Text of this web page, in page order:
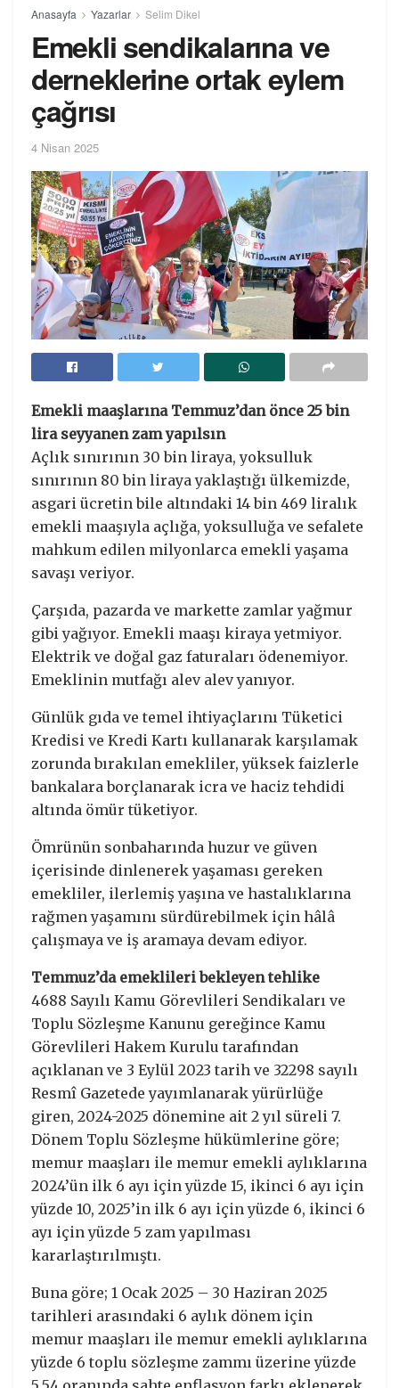
Anasayfa Yazarlar Selim Dikel
Emekli sendikalarına ve
derneklerine ortak eylem
çağrısı
4 Nisan 2025
Emekli maaşlarına Temmuz’dan önce 25 bin
lira seyyanen zam yapılsın
Açlık sınırının 30 bin liraya, yoksulluk
sınırının 80 bin liraya yaklaştığı ülkemizde,
asgari ücretin bile altındaki 14 bin 469 liralık
emekli maaşıyla açlığa, yoksulluğa ve sefalete
mahkum edilen milyonlarca emekli yaşama
savaşı veriyor.
Çarşıda, pazarda ve markette zamlar yağmur
gibi yağıyor. Emekli maaşı kiraya yetmiyor.
Elektrik ve doğal gaz faturaları ödenemiyor.
Emeklinin mutfağı alev alev yanıyor.
Günlük gıda ve temel ihtiyaçlarını Tüketici
Kredisi ve Kredi Kartı kullanarak karşılamak
zorunda bırakılan emekliler, yüksek faizlerle
bankalara borçlanarak icra ve haciz tehdidi
altında ömür tüketiyor.
Ömrünün sonbaharında huzur ve güven
içerisinde dinlenerek yaşaması gereken
emekliler, ilerlemiş yaşına ve hastalıklarına
rağmen yaşamını sürdürebilmek için hâlâ
çalışmaya ve iş aramaya devam ediyor.
Temmuz’da emeklileri bekleyen tehlike
4688 Sayılı Kamu Görevlileri Sendikaları ve
Toplu Sözleşme Kanunu gereğince Kamu
Görevlileri Hakem Kurulu tarafından
açıklanan ve 3 Eylül 2023 tarih ve 32298 sayılı
Resmî Gazetede yayımlanarak yürürlüğe
giren, 2024-2025 dönemine ait 2 yıl süreli 7.
Dönem Toplu Sözleşme hükümlerine göre;
memur maaşları ile memur emekli aylıklarına
2024’ün ilk 6 ayı için yüzde 15, ikinci 6 ayı için
yüzde 10, 2025’in ilk 6 ayı için yüzde 6, ikinci 6
ayı için yüzde 5 zam yapılması
kararlaştırılmıştı.
Buna göre; 1 Ocak 2025 – 30 Haziran 2025
tarihleri arasındaki 6 aylık dönem için
memur maaşları ile memur emekli aylıklarına
yüzde 6 toplu sözleşme zammı üzerine yüzde